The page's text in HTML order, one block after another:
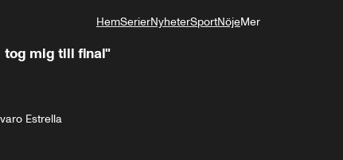
HemSerierNyheterSportNöjeMer
tog mig till final"
Estrella